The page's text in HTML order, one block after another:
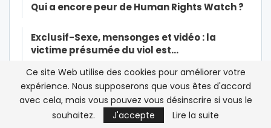
Qui a encore peur de Human Rights Watch ?
Exclusif-Sexe, mensonges et vidéo : la
victime présumée du viol est…
Histoires interdites du financement des ONG
de droits de l’Homme et de…
Christian Harbulot: « L’objectif d’Amnesty
Ce site Web utilise des cookies pour améliorer votre
expérience. Nous supposerons que vous êtes d'accord
avec cela, mais vous pouvez vous désinscrire si vous le
souhaitez.
J'accepte Lire la suite